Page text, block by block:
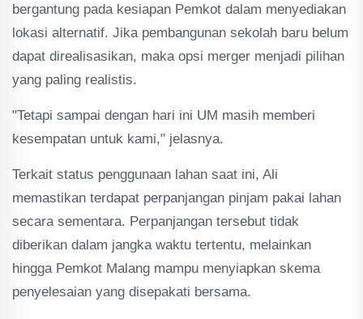
bergantung pada kesiapan Pemkot dalam menyediakan
lokasi alternatif. Jika pembangunan sekolah baru belum
dapat direalisasikan, maka opsi merger menjadi pilihan
yang paling realistis.
"Tetapi sampai dengan hari ini UM masih memberi
kesempatan untuk kami," jelasnya.
Terkait status penggunaan lahan saat ini, Ali
memastikan terdapat perpanjangan pinjam pakai lahan
secara sementara. Perpanjangan tersebut tidak
diberikan dalam jangka waktu tertentu, melainkan
hingga Pemkot Malang mampu menyiapkan skema
penyelesaian yang disepakati bersama.